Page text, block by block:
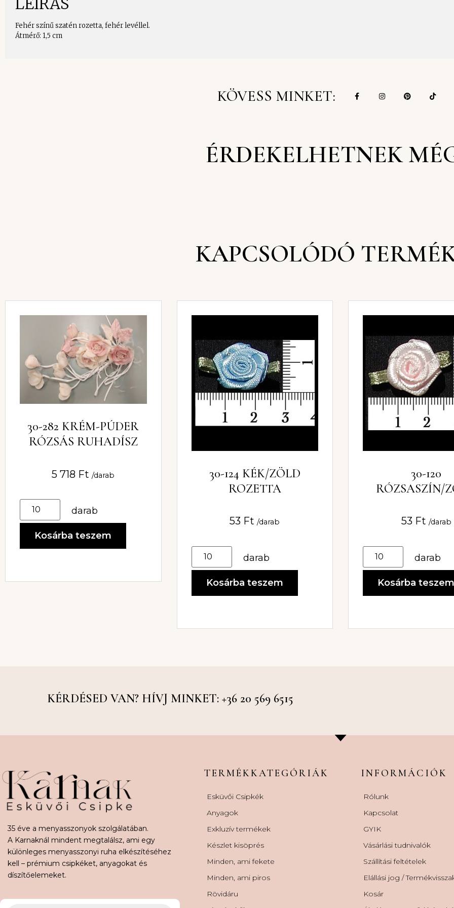
Fehér színű szatén rozetta, fehér levéllel.
Átmérő: 1,5 cm
KÖVESS MINKET:
ÉRDEKELHETNEK
KAPCSOLÓDÓ
30-282 KRÉM-PÚDER
RÓZSÁS RUHADÍSZ
5 718 Ft /darab
darab
Kosárba teszem
30-124 KÉK/ZÖLD
ROZETTA
53 Ft /darab
darab
Kosárba teszem
30-120
RÓZSASZÍN/
53 Ft /darab
darab
Kosárba teszem
KÉRDÉSED VAN? HÍVJ MINKET: +36 20 569 6515
35 éve a menyasszonyok szolgálatában.
A Karnaknál mindent megtalálsz, ami egy
különleges menyasszonyi ruha elkészítéséhez
kell – prémium csipkéket, anyagokat és
díszítőelemeket.
TERMÉKKATEGÓRIÁK
Esküvői Csipkék
Anyagok
Exkluzív termékek
Készlet kisöprés
Minden, ami fekete
Minden, ami piros
Rövidáru
INFORMÁCIÓK
Rólunk
Kapcsolat
GYIK
Vásárlási tudnivalók
Szállítási feltételek
Elállási jog /
Kosár